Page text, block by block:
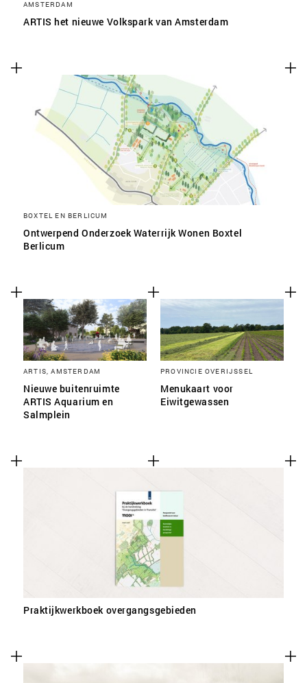
AMSTERDAM
ARTIS het nieuwe Volkspark van Amsterdam
BOXTEL EN BERLICUM
Ontwerpend Onderzoek Waterrijk Wonen Boxtel
Berlicum
ARTIS, AMSTERDAM
Nieuwe buitenruimte
ARTIS Aquarium en
Salmplein
PROVINCIE OVERIJSSEL
Menukaart voor
Eiwitgewassen
Praktijkwerkboek overgangsgebieden
SLA VOORKEUREN OP